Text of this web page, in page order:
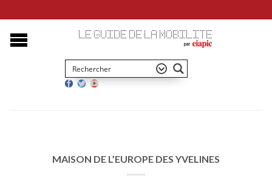
MAISON DE L’EUROPE DES YVELINES